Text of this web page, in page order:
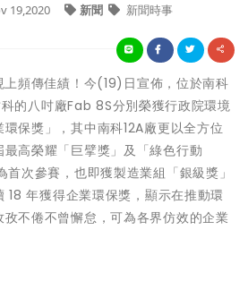
19,2020 新聞 新聞時事
上頻傳佳績！今(19)日宣佈，位於南科
的八吋廠Fab 8S分別榮獲行政院環境
保獎」，其中南科12A廠更以全方位
高榮耀「巨擘獎」及「綠色行動
次參賽，也即獲製造業組「銀級獎」
18 年獲得企業環保獎，顯示在推動環
不倦不曾懈怠，可為各界仿效的企業